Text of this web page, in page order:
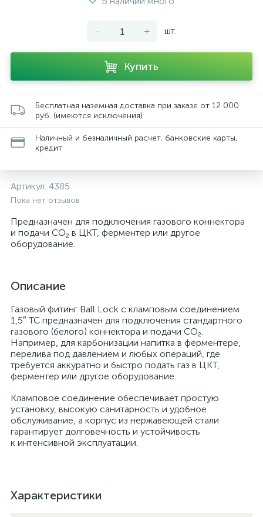
- + шт.
Купить
Бесплатная наземная доставка при заказе от 12 000
руб. (имеются исключения)
Наличный и безналичный расчет, банковские карты,
кредит
Артикул: 4385
Пока нет отзывов
Предназначен для подключения газового коннектора
и подачи CO₂ в ЦКТ, ферментер или другое
оборудование.
Описание
Газовый фитинг Ball Lock с кламповым соединением
1,5″ TC предназначен для подключения стандартного
газового (белого) коннектора и подачи CO₂.
Например, для карбонизации напитка в ферментере,
перелива под давлением и любых операций, где
требуется аккуратно и быстро подать газ в ЦКТ,
ферментер или другое оборудование.
Кламповое соединение обеспечивает простую
установку, высокую санитарность и удобное
обслуживание, а корпус из нержавеющей стали
гарантирует долговечность и устойчивость
к интенсивной эксплуатации.
Характеристики